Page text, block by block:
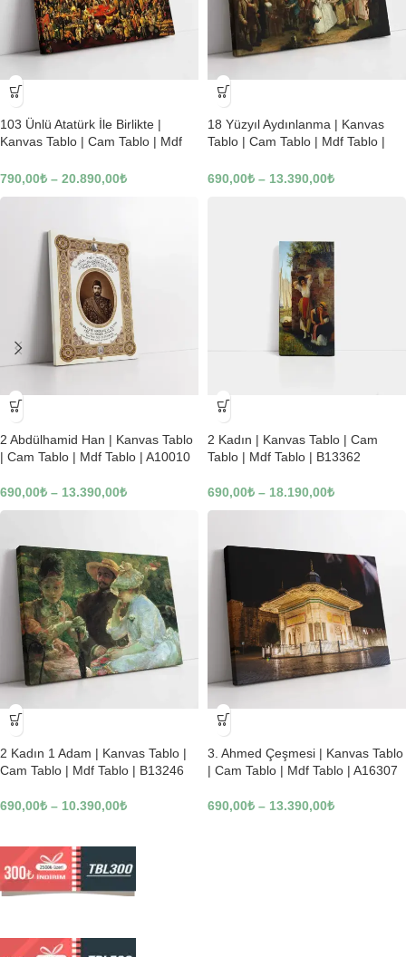
-23%
103 Ünlü Atatürk İle Birlikte |
Kanvas Tablo | Cam Tablo | Mdf
790,00₺ – 20.890,00₺
-23%
18 Yüzyıl Aydınlanma | Kanvas
Tablo | Cam Tablo | Mdf Tablo |
690,00₺ – 13.390,00₺
-23%
2 Abdülhamid Han | Kanvas Tablo
| Cam Tablo | Mdf Tablo | A10010
690,00₺ – 13.390,00₺
-23%
2 Kadın | Kanvas Tablo | Cam
Tablo | Mdf Tablo | B13362
690,00₺ – 18.190,00₺
-23%
2 Kadın 1 Adam | Kanvas Tablo |
Cam Tablo | Mdf Tablo | B13246
690,00₺ – 10.390,00₺
-23%
3. Ahmed Çeşmesi | Kanvas Tablo
| Cam Tablo | Mdf Tablo | A16307
690,00₺ – 13.390,00₺